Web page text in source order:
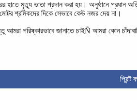
মৃত্যু ভাতা প্রদান করা হয়। ‎অনুষ্ঠানে প্রধান
শ্রমিকদের দিকে সেভাবে কেউ নজর দেয় না।
পরিষ্কারভাবে জানাতে চাইÑ আমরা কোন
প্রিন্ট